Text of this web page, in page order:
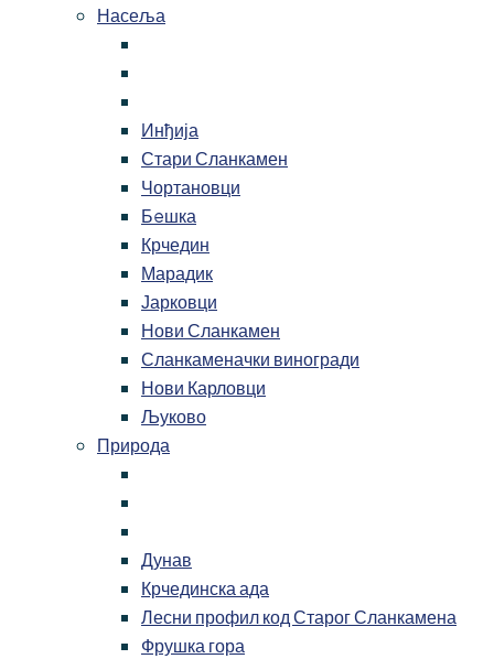
Насеља
Инђија
Стари Сланкамен
Чортановци
Бeшка
Крчедин
Марадик
Јарковци
Нови Сланкамен
Сланкаменачки виногради
Нови Карловци
Љуково
Природа
Дунав
Крчединска ада
Лесни профил код Старог Сланкамена
Фрушка гора